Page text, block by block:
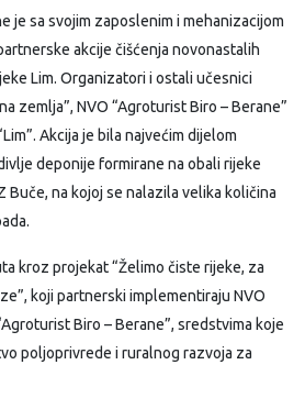
je sa svojim zaposlenim i mehanizacijom
akcije čišćenja novonastalih
Lim. Organizatori i ostali učesnici
zemlja”, NVO “Agroturist Biro – Berane”
Akcija je bila najvećim dijelom
deponije formirane na obali rijeke
Buče, na kojoj se nalazila velika količina
kroz projekat “Želimo čiste rijeke, za
koji partnerski implementiraju NVO
Biro – Berane”, sredstvima koje
poljoprivrede i ruralnog razvoja za